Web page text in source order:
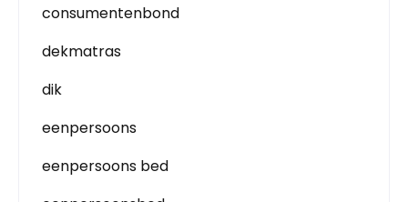
consumentenbond
dekmatras
dik
eenpersoons
eenpersoons bed